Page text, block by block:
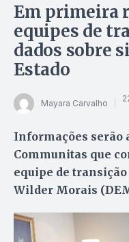
Em primeira
equipes de
dados sobre
Estado
Mayara Carvalho
Informações serão
Communitas que
equipe de
Wilder Morais